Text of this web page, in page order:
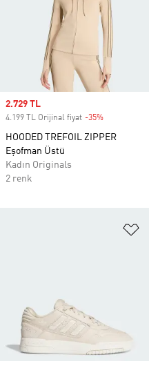
Sale price
2.729 TL
4.199 TL Orijinal fiyat -35%
HOODED TREFOIL ZIPPER
Eşofman Üstü
Kadın Originals
2 renk